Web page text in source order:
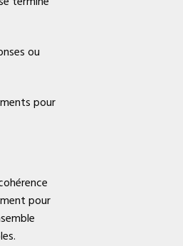
ou
pour
pour